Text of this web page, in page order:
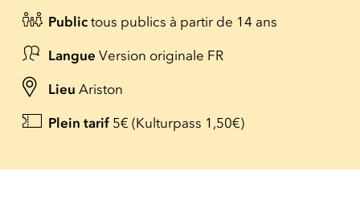
Public tous publics à partir de 14 ans
Langue Version originale FR
Lieu Ariston
Plein tarif 5€ (Kulturpass 1,50€)